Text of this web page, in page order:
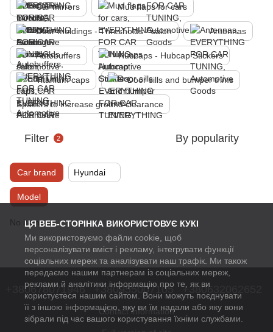
ЦЯ ВЕБ-СТОРІНКА ВИКОРИСТОВУЄ КУКІ
Ми використовуємо файли cookie, щоб
персоналізувати вміст і рекламу, інтегрувати функції
соціальних мереж та аналізувати наш трафік. Ми також
передаємо нашим партнерам із соціальних мереж,
реклами й аналітики інформацію про те, як ви
користуєтеся нашим сайтом. Вони можуть поєднувати
її з іншою інформацією, яку ви їм надали або яку вони
зібрали під час вашого користування їхніми службами.
Car mirrors Mud flaps for cars
Door moldings - Thresholds - salon Antennas
Autobuffers Hubcaps - Hubcap Stickers
Titanium caps Door sills and bumper trims
Spacers to increase ground clearance
Filter 2 By popularity
Car brand Hyundai
Model
No items
+380678071946 +380955007105 +380632062652
Contact information